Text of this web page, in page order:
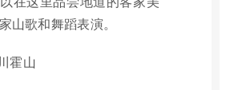
山歌和舞蹈表演。
霍山